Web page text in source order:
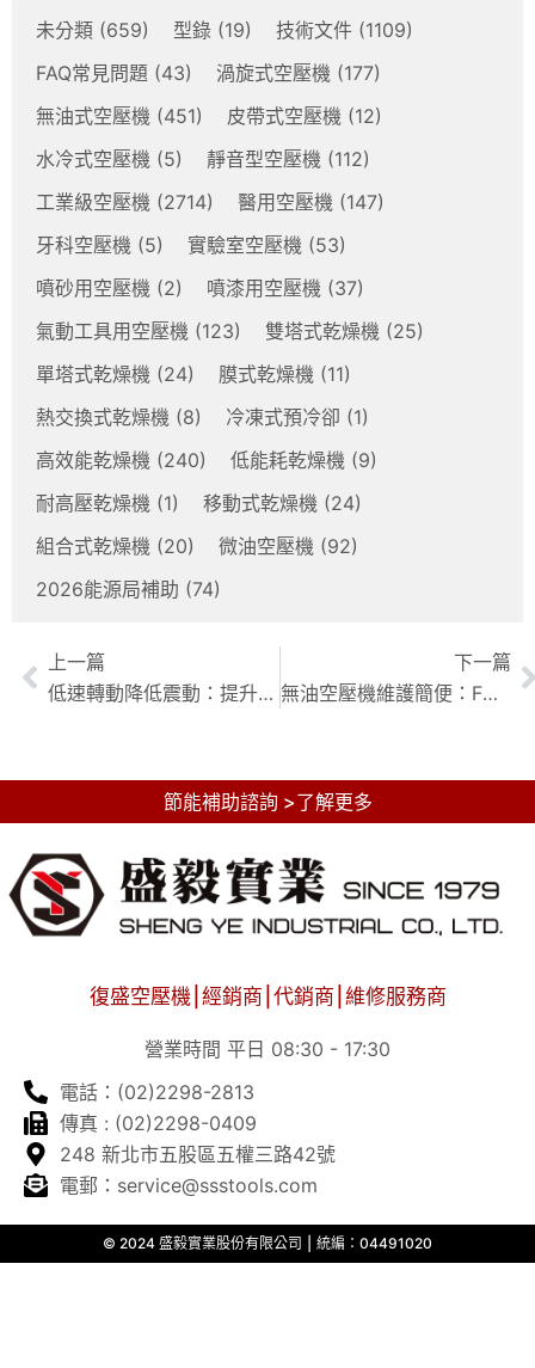
未分類 (659) 型錄 (19) 技術文件 (1109)
FAQ常見問題 (43) 渦旋式空壓機 (177)
無油式空壓機 (451) 皮帶式空壓機 (12)
水冷式空壓機 (5) 靜音型空壓機 (112)
工業級空壓機 (2714) 醫用空壓機 (147)
牙科空壓機 (5) 實驗室空壓機 (53)
噴砂用空壓機 (2) 噴漆用空壓機 (37)
氣動工具用空壓機 (123) 雙塔式乾燥機 (25)
單塔式乾燥機 (24) 膜式乾燥機 (11)
熱交換式乾燥機 (8) 冷凍式預冷卻 (1)
高效能乾燥機 (240) 低能耗乾燥機 (9)
耐高壓乾燥機 (1) 移動式乾燥機 (24)
組合式乾燥機 (20) 微油空壓機 (92)
2026能源局補助 (74)
上一篇
低速轉動降低震動：提升設備穩定性的關鍵技術
下一篇
無油空壓機維護簡便：F系列設計助您輕鬆管理，提升生產力
節能補助諮詢 >了解更多
復盛空壓機⎮經銷商⎮代銷商⎮維修服務商
營業時間 平日 08:30 - 17:30
電話：(02)2298-2813
傳真 : (02)2298-0409
248 新北市五股區五權三路42號
電郵：service@ssstools.com
© 2024 盛毅實業股份有限公司 ⎮ 統編：04491020